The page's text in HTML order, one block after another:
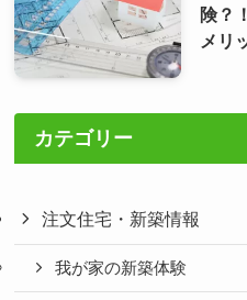
険？
メリ
カテゴリー
注文住宅・新築情報
我が家の新築体験